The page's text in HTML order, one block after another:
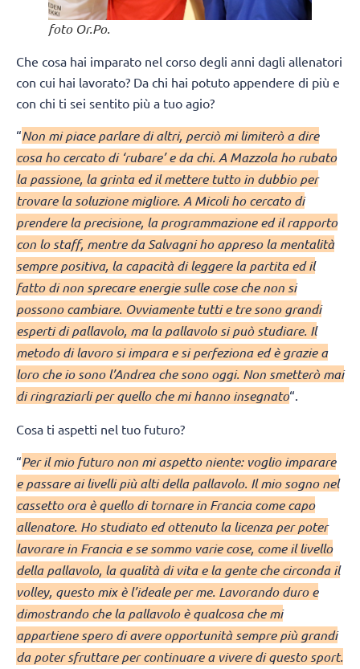
foto Or.Po.
Che cosa hai imparato nel corso degli anni dagli allenatori
con cui hai lavorato? Da chi hai potuto appendere di più e
con chi ti sei sentito più a tuo agio?
“Non mi piace parlare di altri, perciò mi limiterò a dire
cosa ho cercato di ‘rubare’ e da chi. A Mazzola ho rubato
la passione, la grinta ed il mettere tutto in dubbio per
trovare la soluzione migliore. A Micoli ho cercato di
prendere la precisione, la programmazione ed il rapporto
con lo staff, mentre da Salvagni ho appreso la mentalità
sempre positiva, la capacità di leggere la partita ed il
fatto di non sprecare energie sulle cose che non si
possono cambiare. Ovviamente tutti e tre sono grandi
esperti di pallavolo, ma la pallavolo si può studiare. Il
metodo di lavoro si impara e si perfeziona ed è grazie a
loro che io sono l’Andrea che sono oggi. Non smetterò mai
di ringraziarli per quello che mi hanno insegnato“.
Cosa ti aspetti nel tuo futuro?
“Per il mio futuro non mi aspetto niente: voglio imparare
e passare ai livelli più alti della pallavolo. Il mio sogno nel
cassetto ora è quello di tornare in Francia come capo
allenatore. Ho studiato ed ottenuto la licenza per poter
lavorare in Francia e se sommo varie cose, come il livello
della pallavolo, la qualità di vita e la gente che circonda il
volley, questo mix è l’ideale per me. Lavorando duro e
dimostrando che la pallavolo è qualcosa che mi
appartiene spero di avere opportunità sempre più grandi
da poter sfruttare per continuare a vivere di questo sport.